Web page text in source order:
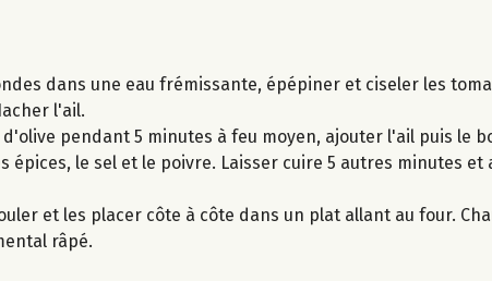
dans une eau frémissante, épépiner et ciseler les
l'ail.
pendant 5 minutes à feu moyen, ajouter l'ail puis le
le sel et le poivre. Laisser cuire 5 autres minutes et
et les placer côte à côte dans un plat allant au four.
râpé.